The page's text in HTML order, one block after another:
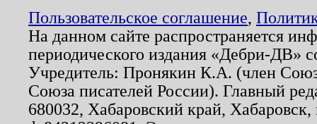
Пользовательское соглашение,
На данном сайте распространяется
периодического издания «Дебри-ДВ»
Учредитель: Пронякин К.А. (член
Союза писателей России). Главный
680032, Хабаровский край,